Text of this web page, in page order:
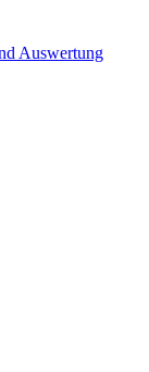
Auswertung